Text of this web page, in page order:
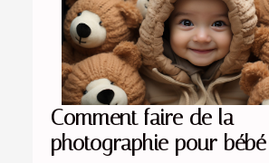
Comment faire de la
photographie pour bébé